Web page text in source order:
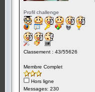
Profil challenge
Classement : 43/55626
Membre Complet
Hors ligne
Messages: 230